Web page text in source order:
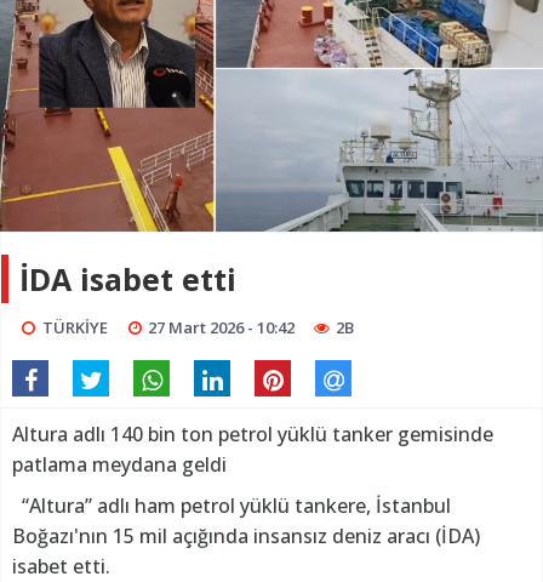
İDA isabet etti
TÜRKİYE 27 Mart 2026 - 10:42 2B
Altura adlı 140 bin ton petrol yüklü tanker gemisinde
patlama meydana geldi
“Altura” adlı ham petrol yüklü tankere, İstanbul
Boğazı'nın 15 mil açığında insansız deniz aracı (İDA)
isabet etti.